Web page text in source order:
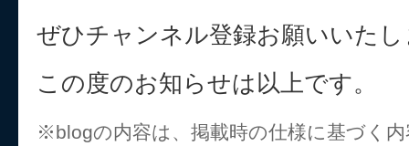
ぜひチャンネル登録お願いいた
この度のお知らせは以上です。
※blogの内容は、掲載時の仕様に基づく